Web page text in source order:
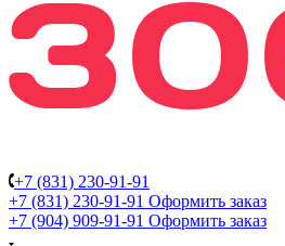
+7 (831) 230-91-91
+7 (831) 230-91-91 Оформить заказ
+7 (904) 909-91-91 Оформить заказ